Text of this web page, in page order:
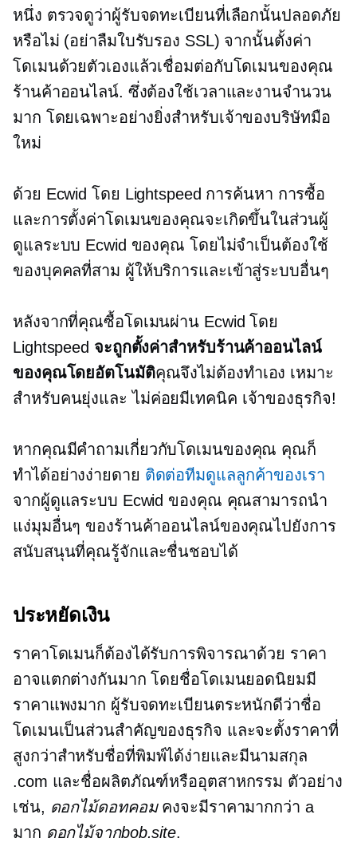
หนึ่ง ตรวจดูว่าผู้รับจดทะเบียนที่เลือกนั้นปลอดภัย
หรือไม่ (อย่าลืมใบรับรอง SSL) จากนั้นตั้งค่า
โดเมนด้วยตัวเองแล้วเชื่อมต่อกับโดเมนของคุณ
ร้านค้าออนไลน์. ซึ่งต้องใช้เวลาและงานจำนวน
มาก โดยเฉพาะอย่างยิ่งสำหรับเจ้าของบริษัทมือ
ใหม่
ด้วย Ecwid โดย Lightspeed การค้นหา การซื้อ
และการตั้งค่าโดเมนของคุณจะเกิดขึ้นในส่วนผู้
ดูแลระบบ Ecwid ของคุณ โดยไม่จำเป็นต้องใช้
ของบุคคลที่สาม ผู้ให้บริการและเข้าสู่ระบบอื่นๆ
หลังจากที่คุณซื้อโดเมนผ่าน Ecwid โดย
Lightspeed จะถูกตั้งค่าสำหรับร้านค้าออนไลน์
ของคุณโดยอัตโนมัติคุณจึงไม่ต้องทำเอง เหมาะ
สำหรับคนยุ่งและไม่ค่อยมีเทคนิค เจ้าของธุรกิจ!
หากคุณมีคำถามเกี่ยวกับโดเมนของคุณ คุณก็
ทำได้อย่างง่ายดาย ติดต่อทีมดูแลลูกค้าของเรา
จากผู้ดูแลระบบ Ecwid ของคุณ คุณสามารถนำ
แง่มุมอื่นๆ ของร้านค้าออนไลน์ของคุณไปยังการ
สนับสนุนที่คุณรู้จักและชื่นชอบได้
ประหยัดเงิน
ราคาโดเมนก็ต้องได้รับการพิจารณาด้วย ราคา
อาจแตกต่างกันมาก โดยชื่อโดเมนยอดนิยมมี
ราคาแพงมาก ผู้รับจดทะเบียนตระหนักดีว่าชื่อ
โดเมนเป็นส่วนสำคัญของธุรกิจ และจะตั้งราคาที่
สูงกว่าสำหรับชื่อที่พิมพ์ได้ง่ายและมีนามสกุล
.com และชื่อผลิตภัณฑ์หรืออุตสาหกรรม ตัวอย่าง
เช่น, ดอกไม้ดอทคอมคงจะมีราคามากกว่า a
มาก ดอกไม้จากbob.site.